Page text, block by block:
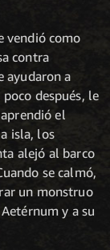
vendió como
contra
ayudaron a
después, le
el
isla, los
alejó al barco
se calmó,
un monstruo
y a su